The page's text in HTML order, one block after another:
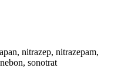
nitrazep, nitrazepam,
sonotrat